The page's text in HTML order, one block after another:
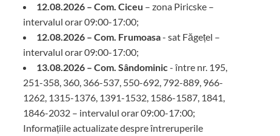
12.08.2026 – Com. Ciceu – zona Piricske –
intervalul orar 09:00-17:00;
12.08.2026 – Com. Frumoasa- sat Făgețel –
intervalul orar 09:00-17:00;
13.08.2026 – Com. Sândominic- între nr. 195,
251-358, 360, 366-537, 550-692, 792-889, 966-
1262, 1315-1376, 1391-1532, 1586-1587, 1841,
1846-2032 – intervalul orar 09:00-17:00;
Informațiile actualizate despre întreruperile